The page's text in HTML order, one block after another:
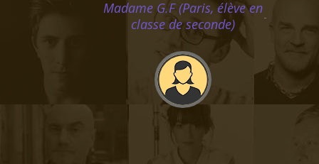
Madame B.S (Villeneuve d'Ascq,
élève en classe de troisième)